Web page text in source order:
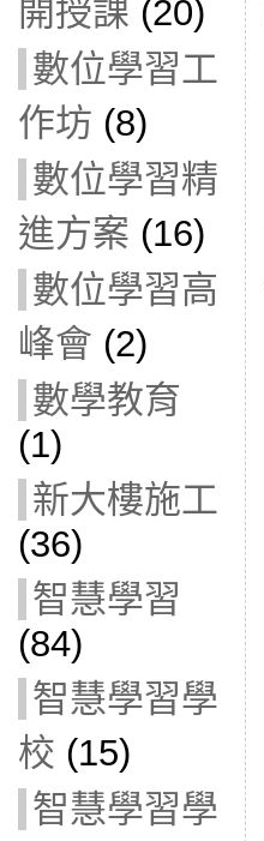
開授課 (20)
數位學習工
作坊 (8)
數位學習精
進方案 (16)
數位學習高
峰會 (2)
數學教育
(1)
新大樓施工
(36)
智慧學習
(84)
智慧學習學
校 (15)
智慧學習學